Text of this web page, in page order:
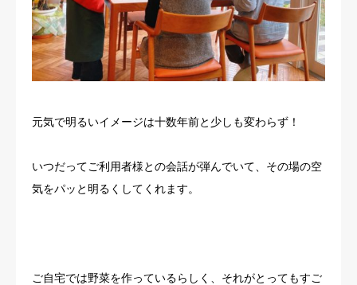
元気で明るいイメージは十数年前と少しも変わらず！
いつだってご利用者様との会話が弾んでいて、その場の空
気をパッと明るくしてくれます。
ご自宅では野菜を作っているらしく、それがとってもすご